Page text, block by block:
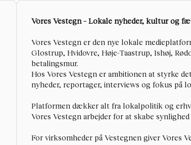
Vores Vestegn – Lokale nyheder, kultur og
Vores Vestegn er den nye lokale
Glostrup, Hvidovre, Høje-Taastrup, Ishøj,
betalingsmur.
Hos Vores Vestegn er ambitionen at styrke
nyheder, reportager, interviews og fokus på
Platformen dækker alt fra lokalpolitik og
Vores Vestegn arbejder for at skabe
For virksomheder på Vestegnen giver Vores